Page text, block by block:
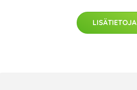
LISÄTIETOJA